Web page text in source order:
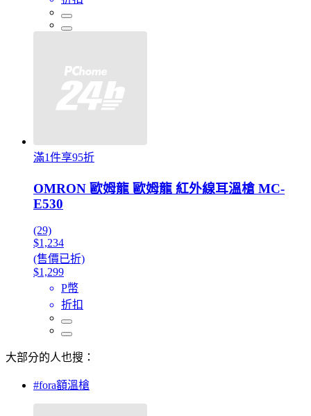
滿1件享95折
OMRON 歐姆龍 歐姆龍 紅外線耳溫槍 MC-
E530
(29)
$1,234
(售價已折)
$1,299
P幣
折扣
大部分的人也搜：
#fora額溫槍